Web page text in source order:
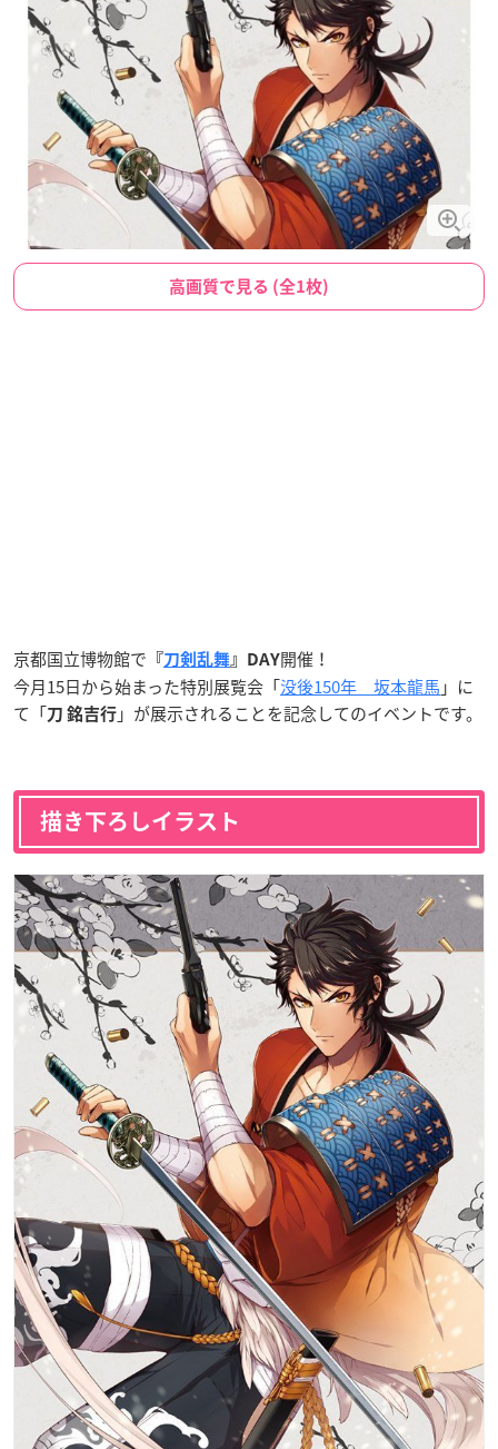
高画質で見る (全1枚)
京都国立博物館で 『刀剣乱舞 』DAY開催！
今月15日から始まった特別展覧会「没後150年 坂本龍馬 」に
て「刀 銘吉行 」が展示されることを記念してのイベントです。
描き下ろしイラスト